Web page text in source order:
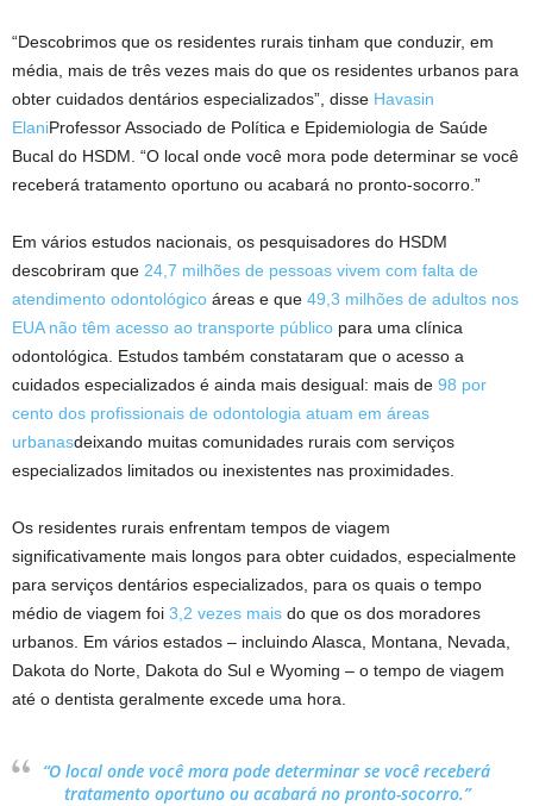
“Descobrimos que os residentes rurais tinham que conduzir, em
média, mais de três vezes mais do que os residentes urbanos para
obter cuidados dentários especializados”, disse Havasin
ElaniProfessor Associado de Política e Epidemiologia de Saúde
Bucal do HSDM. “O local onde você mora pode determinar se você
receberá tratamento oportuno ou acabará no pronto-socorro.”
Em vários estudos nacionais, os pesquisadores do HSDM
descobriram que 24,7 milhões de pessoas vivem com falta de
atendimento odontológico áreas e que 49,3 milhões de adultos nos
EUA não têm acesso ao transporte público para uma clínica
odontológica. Estudos também constataram que o acesso a
cuidados especializados é ainda mais desigual: mais de 98 por
cento dos profissionais de odontologia atuam em áreas
urbanasdeixando muitas comunidades rurais com serviços
especializados limitados ou inexistentes nas proximidades.
Os residentes rurais enfrentam tempos de viagem
significativamente mais longos para obter cuidados, especialmente
para serviços dentários especializados, para os quais o tempo
médio de viagem foi 3,2 vezes mais do que os dos moradores
urbanos. Em vários estados – incluindo Alasca, Montana, Nevada,
Dakota do Norte, Dakota do Sul e Wyoming – o tempo de viagem
até o dentista geralmente excede uma hora.
“O local onde você mora pode determinar se você receberá
tratamento oportuno ou acabará no pronto-socorro.”